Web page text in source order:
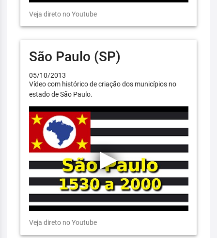
Veja direto no Youtube
São Paulo (SP)
05/10/2013
Vídeo com histórico de criação dos municípios no
estado de São Paulo.
Veja direto no Youtube